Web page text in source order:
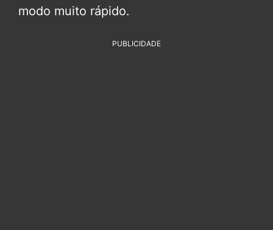
modo muito rápido.
PUBLICIDADE